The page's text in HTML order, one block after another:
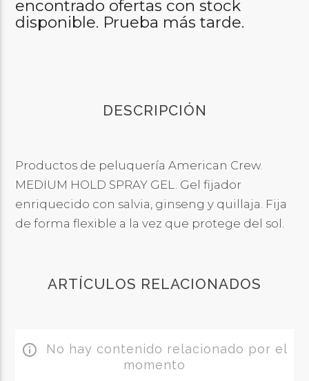
encontrado ofertas con stock
disponible. Prueba más tarde.
DESCRIPCIÓN
Productos de peluquería American Crew.
MEDIUM HOLD SPRAY GEL. Gel fijador
enriquecido con salvia, ginseng y quillaja. Fija
de forma flexible a la vez que protege del sol.
ARTÍCULOS RELACIONADOS
info_outline No hay contenido relacionado por el
momento